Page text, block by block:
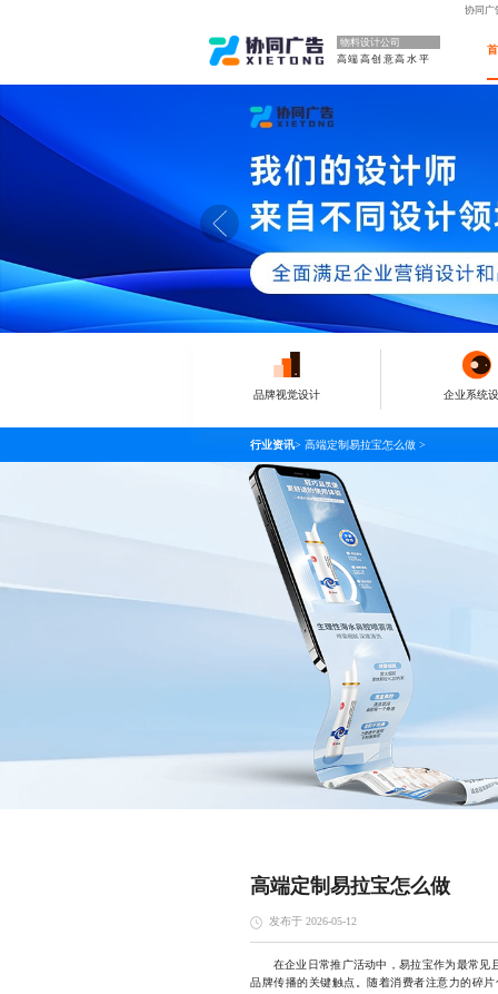
协同广
物料设计公司
高端高创意高水平
品牌视觉设计 企业系统
行业资讯> 高端定制易拉宝怎么做 >
高端定制易拉宝怎么做
发布于 2026-05-12
在企业日常推广活动中，易拉宝作为最常见
品牌传播的关键触点。随着消费者注意力的碎